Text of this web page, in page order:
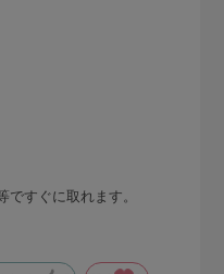
すぐに取れます。